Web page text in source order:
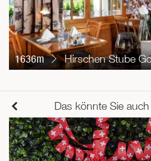
1636m Hirschen Stube
Das könnte Sie